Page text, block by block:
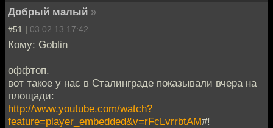
Добрый малый »
#51 | 03.02.13 17:42
Кому: Goblin
оффтоп.
вот такое у нас в Сталинграде показывали вчера на
площади:
http://www.youtube.com/watch?
feature=player_embedded&v=rFcLvrrbtAM#!